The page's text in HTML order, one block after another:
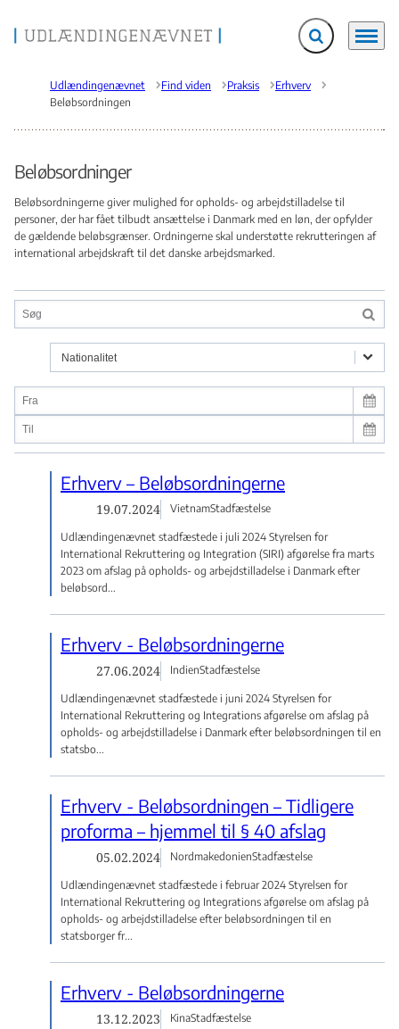
Gå til forsiden Fold søgefelt ud
Menu
Udlændingenævnet Find viden Praksis
Erhverv
Beløbsordningen
Beløbsordninger
Beløbsordningerne giver mulighed for opholds- og arbejdstilladelse til
personer, der har fået tilbudt ansættelse i Danmark med en løn, der opfylder
de gældende beløbsgrænser. Ordningerne skal understøtte rekrutteringen af
international arbejdskraft til det danske arbejdsmarked.
Nationalitet
Erhverv – Beløbsordningerne
19.07.2024 VietnamStadfæstelse
Udlændingenævnet stadfæstede i juli 2024 Styrelsen for
International Rekruttering og Integration (SIRI) afgørelse fra marts
2023 om afslag på opholds- og arbejdstilladelse i Danmark efter
beløbsord...
Erhverv - Beløbsordningerne
27.06.2024 IndienStadfæstelse
Udlændingenævnet stadfæstede i juni 2024 Styrelsen for
International Rekruttering og Integrations afgørelse om afslag på
opholds- og arbejdstilladelse i Danmark efter beløbsordningen til en
statsbo...
Erhverv - Beløbsordningen – Tidligere
proforma – hjemmel til § 40 afslag
05.02.2024 NordmakedonienStadfæstelse
Udlændingenævnet stadfæstede i februar 2024 Styrelsen for
International Rekruttering og Integrations afgørelse om afslag på
opholds- og arbejdstilladelse efter beløbsordningen til en
statsborger fr...
Erhverv - Beløbsordningerne
13.12.2023 KinaStadfæstelse